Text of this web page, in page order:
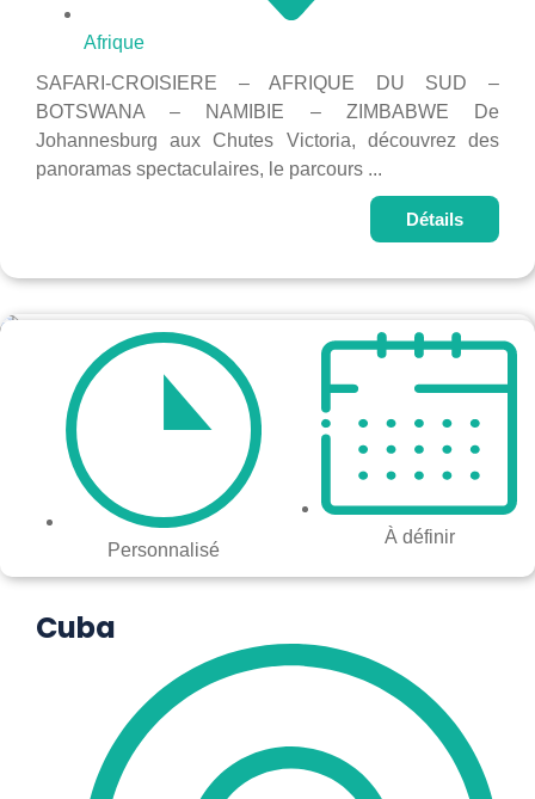
Afrique
SAFARI-CROISIERE – AFRIQUE DU SUD –
BOTSWANA – NAMIBIE – ZIMBABWE De
Johannesburg aux Chutes Victoria, découvrez des
panoramas spectaculaires, le parcours ...
Détails
Personnalisé
À définir
Cuba